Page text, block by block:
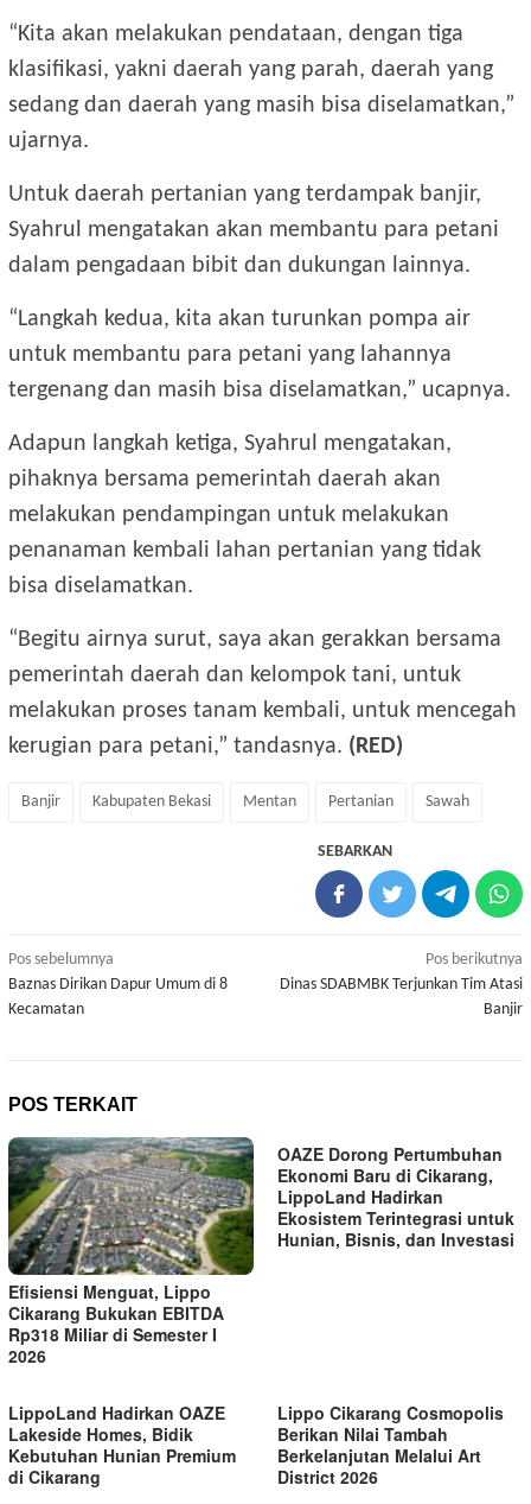
“Kita akan melakukan pendataan, dengan tiga
klasifikasi, yakni daerah yang parah, daerah yang
sedang dan daerah yang masih bisa diselamatkan,”
ujarnya.
Untuk daerah pertanian yang terdampak banjir,
Syahrul mengatakan akan membantu para petani
dalam pengadaan bibit dan dukungan lainnya.
“Langkah kedua, kita akan turunkan pompa air
untuk membantu para petani yang lahannya
tergenang dan masih bisa diselamatkan,” ucapnya.
Adapun langkah ketiga, Syahrul mengatakan,
pihaknya bersama pemerintah daerah akan
melakukan pendampingan untuk melakukan
penanaman kembali lahan pertanian yang tidak
bisa diselamatkan.
“Begitu airnya surut, saya akan gerakkan bersama
pemerintah daerah dan kelompok tani, untuk
melakukan proses tanam kembali, untuk mencegah
kerugian para petani,” tandasnya. (RED)
Banjir Kabupaten Bekasi Mentan Pertanian Sawah
SEBARKAN
Navigasi
pos
Pos sebelumnya
Baznas Dirikan Dapur Umum di 8
Kecamatan
Pos berikutnya
Dinas SDABMBK Terjunkan Tim Atasi
Banjir
POS TERKAIT
Efisiensi Menguat, Lippo
Cikarang Bukukan EBITDA
Rp318 Miliar di Semester I
2026
OAZE Dorong Pertumbuhan
Ekonomi Baru di Cikarang,
LippoLand Hadirkan
Ekosistem Terintegrasi untuk
Hunian, Bisnis, dan Investasi
LippoLand Hadirkan OAZE
Lakeside Homes, Bidik
Kebutuhan Hunian Premium
di Cikarang
Lippo Cikarang Cosmopolis
Berikan Nilai Tambah
Berkelanjutan Melalui Art
District 2026